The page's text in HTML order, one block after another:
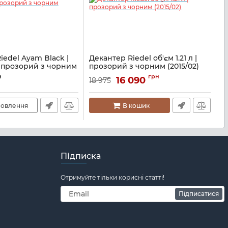
Ayam Black |
прозорий з чорним
Декантер Riedel об'єм 1.21 л |
прозорий з чорним (2015/02)
Артикул:M05900110
18 975 16 090 грн
В кошик
Підписка
Отримуйте тільки корисні статті!
Підписатися